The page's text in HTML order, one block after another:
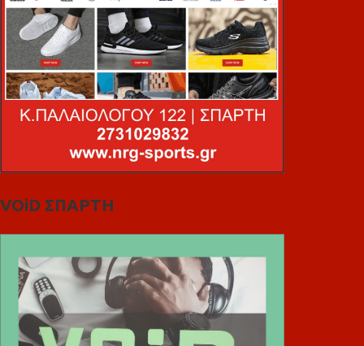
VOiD ΣΠΑΡΤΗ